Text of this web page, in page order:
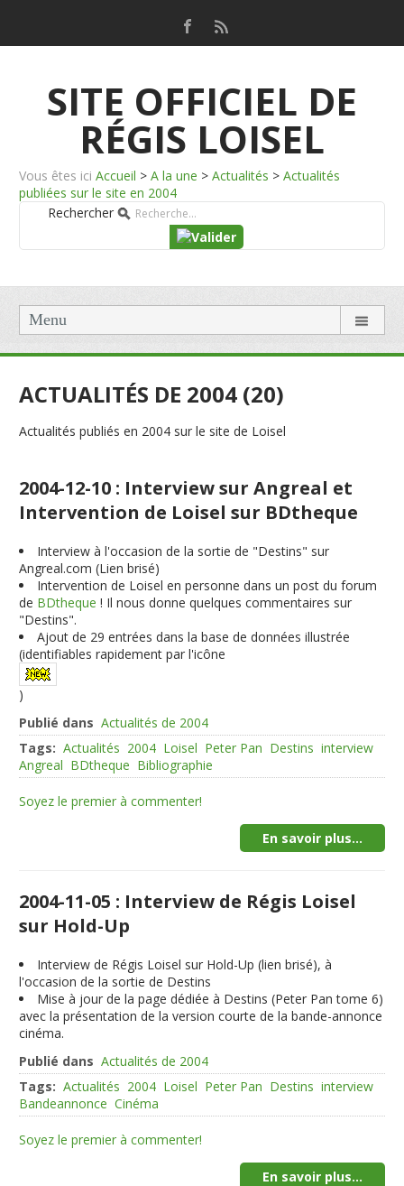
SITE OFFICIEL DE
RÉGIS LOISEL
Vous êtes ici Accueil > A la une > Actualités > Actualités
publiées sur le site en 2004
Rechercher
Menu
ACTUALITÉS DE 2004 (20)
Actualités publiés en 2004 sur le site de Loisel
2004-12-10 : Interview sur Angreal et
Intervention de Loisel sur BDtheque
Interview à l'occasion de la sortie de "Destins" sur
Angreal.com (Lien brisé)
Intervention de Loisel en personne dans un post du forum
de BDtheque ! Il nous donne quelques commentaires sur
"Destins".
Ajout de 29 entrées dans la base de données illustrée
(identifiables rapidement par l'icône
)
Publié dans Actualités de 2004
Tags: Actualités 2004 Loisel Peter Pan Destins interview
Angreal BDtheque Bibliographie
Soyez le premier à commenter!
En savoir plus...
2004-11-05 : Interview de Régis Loisel
sur Hold-Up
Interview de Régis Loisel sur Hold-Up (lien brisé), à
l'occasion de la sortie de Destins
Mise à jour de la page dédiée à Destins (Peter Pan tome 6)
avec la présentation de la version courte de la bande-annonce
cinéma.
Publié dans Actualités de 2004
Tags: Actualités 2004 Loisel Peter Pan Destins interview
Bandeannonce Cinéma
Soyez le premier à commenter!
En savoir plus...